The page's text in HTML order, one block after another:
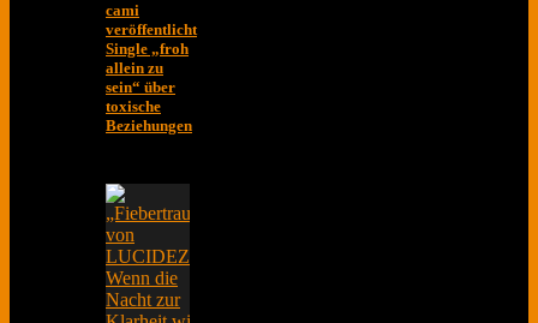
cami
veröffentlicht
Single „froh
allein zu
sein“ über
toxische
Beziehungen